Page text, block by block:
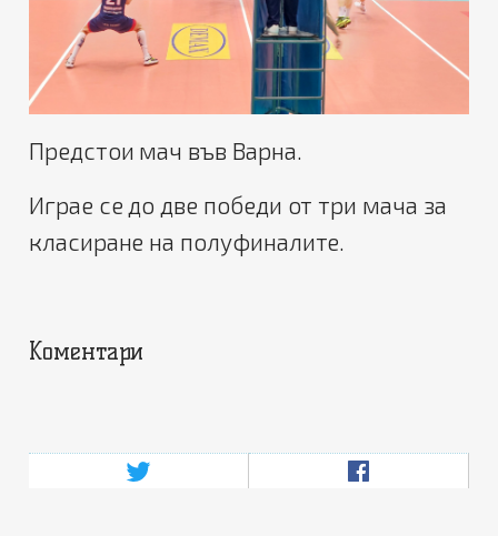
Предстои мач във Варна.
Играе се до две победи от три мача за
класиране на полуфиналите.
Коментари